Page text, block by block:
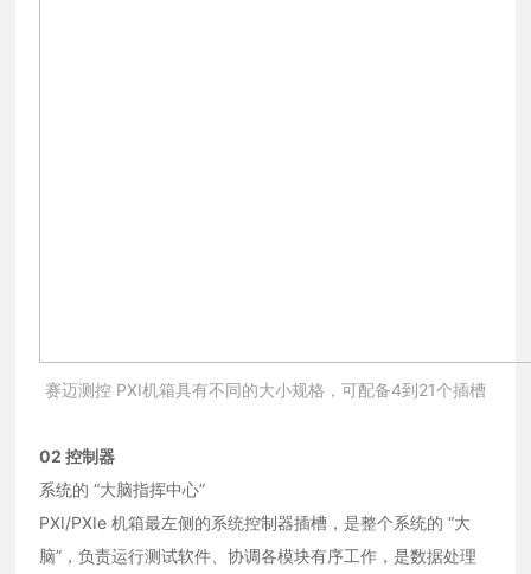
赛迈测控 PXI机箱具有不同的大小规格，可配备4到21个插槽
02控制器
系统的 “大脑指挥中心”
PXI/PXIe 机箱最左侧的系统控制器插槽，是整个系统的 “大
脑”，负责运行测试软件、协调各模块有序工作，是数据处理